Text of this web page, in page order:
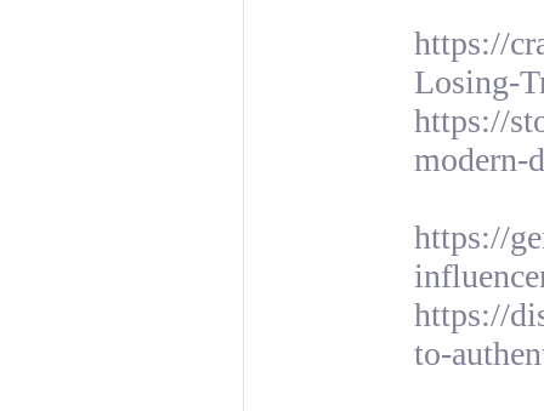
https://
Losing-
https://
modern-
https://
https://
to-